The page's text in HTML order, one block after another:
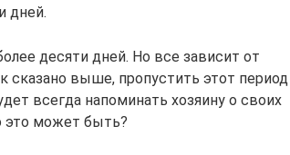
дней.
десяти дней. Но все зависит от
сказано выше, пропустить этот период
всегда напоминать хозяину о своих
это может быть?